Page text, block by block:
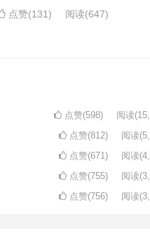
点赞(131) 阅读(647)
点赞(598) 阅读
点赞(812) 阅读
点赞(671) 阅读
点赞(755) 阅读
点赞(756) 阅读